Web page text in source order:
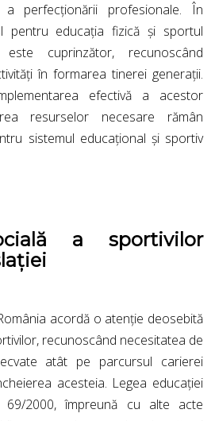
perfecționării profesionale. În
pentru educația fizică și sportul
cuprinzător, recunoscând
în formarea tinerei generații.
efectivă a acestor
resurselor necesare rămân
sistemul educațional și sportiv
a sportivilor
acordă o atenție deosebită
recunoscând necesitatea de
atât pe parcursul carierei
acesteia. Legea educației
2000, împreună cu alte acte